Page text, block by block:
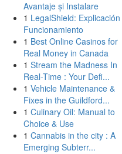
Avantaje și Instalare
1 LegalShield: Explicación
Funcionamiento
1 Best Online Casinos for
Real Money in Canada
1 Stream the Madness In
Real-Time : Your Defi...
1 Vehicle Maintenance &
Fixes in the Guildford...
1 Culinary Oil: Manual to
Choice & Use
1 Cannabis in the city : A
Emerging Subterr...